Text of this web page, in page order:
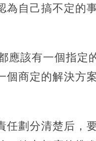
為自己搞不定的
應該有一個指定
個商定的解決方
任劃分清楚后，